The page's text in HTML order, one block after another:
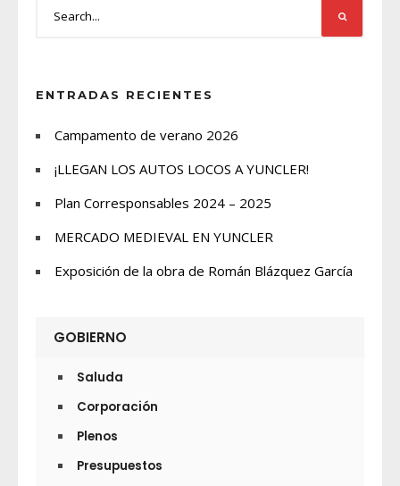
ENTRADAS RECIENTES
Campamento de verano 2026
¡LLEGAN LOS AUTOS LOCOS A YUNCLER!
Plan Corresponsables 2024 – 2025
MERCADO MEDIEVAL EN YUNCLER
Exposición de la obra de Román Blázquez García
GOBIERNO
Saluda
Corporación
Plenos
Presupuestos